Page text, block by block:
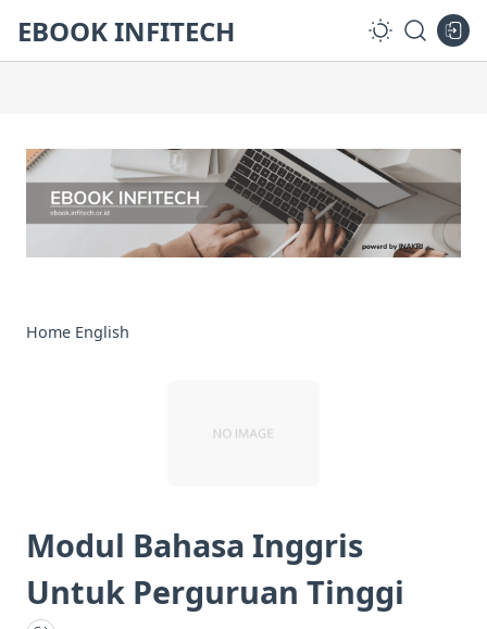
EBOOK INFITECH
Home English
Modul Bahasa Inggris
Untuk Perguruan Tinggi